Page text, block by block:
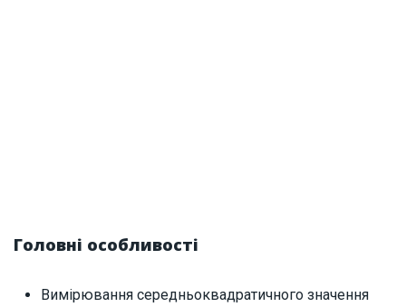
Головні особливості
Вимірювання середньоквадратичного значення